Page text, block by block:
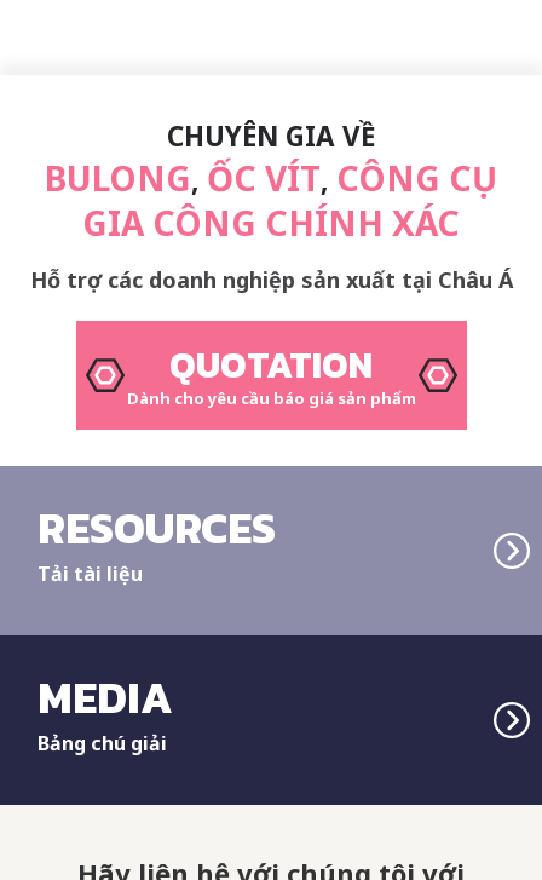
CHUYÊN GIA VỀ
BULONG, ỐC VÍT, CÔNG CỤ
GIA CÔNG CHÍNH XÁC
Hỗ trợ các doanh nghiệp sản xuất tại Châu Á
QUOTATION
Dành cho yêu cầu báo giá sản phẩm
RESOURCES
Tải tài liệu
MEDIA
Bảng chú giải